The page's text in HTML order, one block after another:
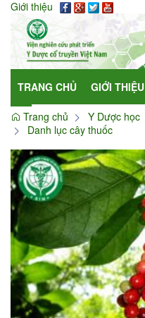
Giới thiệu
TRANG CHỦ GIỚI THIỆU
Trang chủ
Y Dược học
Danh lục cây thuốc